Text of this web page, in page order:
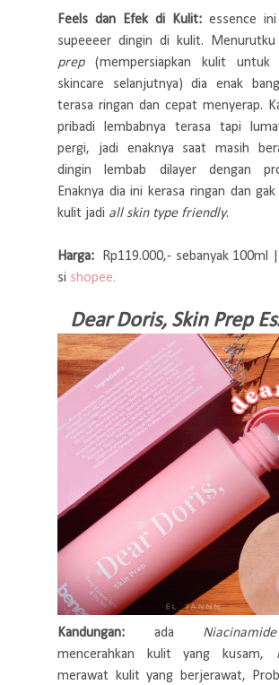
Feels dan Efek di Kulit:essence ini
supeeeer dingin di kulit.
prep(mempersiapkan kulit untuk
skincare selanjutnya) dia enak
terasa ringan dan cepat menyerap.
pribadi lembabnya terasa tapi
pergi, jadi enaknya saat masih
dingin lembab dilayer dengan
Enaknya dia ini kerasa ringan dan
kulit jadi all skin type friendly.
Harga: Rp119.000,- sebanyak 100ml
si shopee.
Dear Doris, Skin Prep
Kandungan: ada
mencerahkan kulit yang kusam,
merawat kulit yang berjerawat,